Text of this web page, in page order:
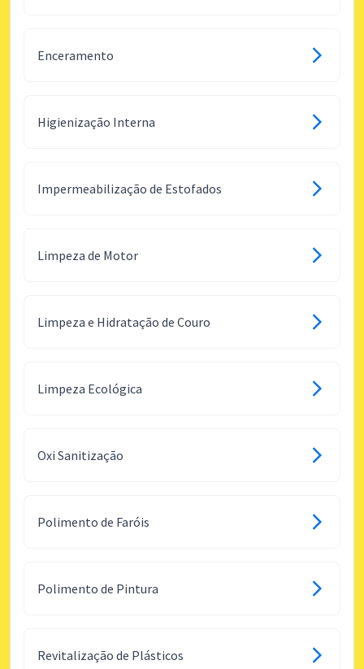
Enceramento
Higienização Interna
Impermeabilização de Estofados
Limpeza de Motor
Limpeza e Hidratação de Couro
Limpeza Ecológica
Oxi Sanitização
Polimento de Faróis
Polimento de Pintura
Revitalização de Plásticos